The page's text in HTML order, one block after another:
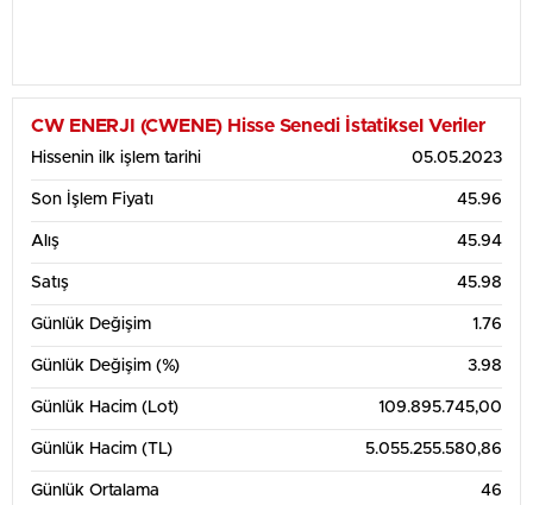
CW ENERJI (CWENE) Hisse Senedi İstatiksel Veriler
Hissenin ilk işlem tarihi 05.05.2023
Son İşlem Fiyatı 45.96
Alış 45.94
Satış 45.98
Günlük Değişim 1.76
Günlük Değişim (%) 3.98
Günlük Hacim (Lot) 109.895.745,00
Günlük Hacim (TL) 5.055.255.580,86
Günlük Ortalama 46